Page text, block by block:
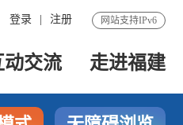
网站支持IPv6
登录 注册
动交流 走进福建